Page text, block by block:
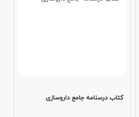
کتاب درسنامه جامع داروسازی